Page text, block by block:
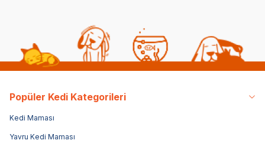
Popüler Kedi Kategorileri
Kedi Maması
Yavru Kedi Maması